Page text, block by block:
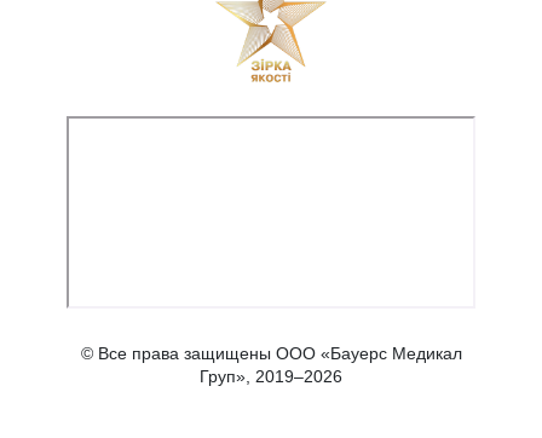
© Все права защищены ООО «Бауерс Медикал
Груп», 2019–2026